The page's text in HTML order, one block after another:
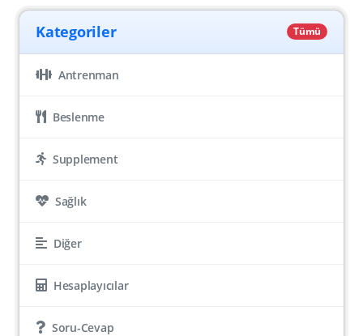
Kategoriler Tümü
Antrenman
Beslenme
Supplement
Sağlık
Diğer
Hesaplayıcılar
Soru-Cevap